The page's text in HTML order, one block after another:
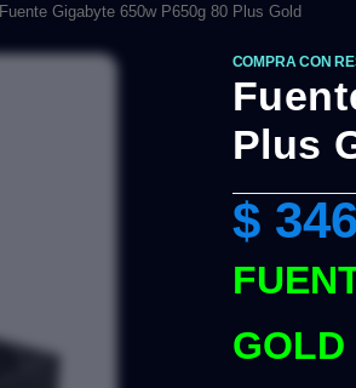
Fuente Gigabyte 650w P650g 80 Plus Gold
COMPRA CON
Plus
$
GOLD